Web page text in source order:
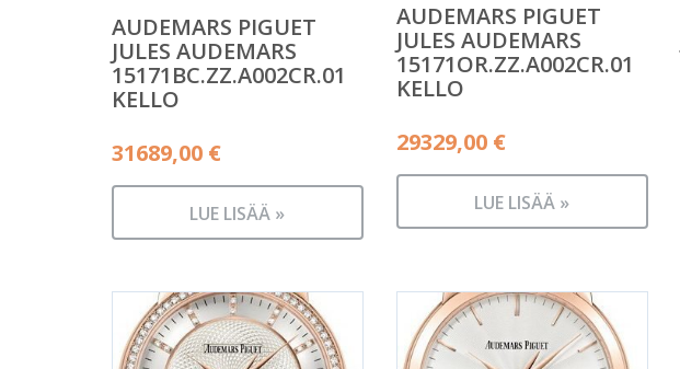
AUDEMARS PIGUET
JULES AUDEMARS
15171BC.ZZ.A002CR.01
KELLO
31689,00 €
LUE LISÄÄ »
AUDEMARS PIGUET
JULES AUDEMARS
15171OR.ZZ.A002CR.01
KELLO
29329,00 €
LUE LISÄÄ »